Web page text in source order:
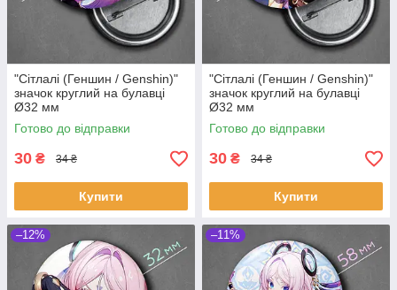
"Сітлалі (Геншин / Genshin)"
значок круглий на булавці
Ø32 мм
Готово до відправки
30 ₴ 34 ₴
Купити
"Сітлалі (Геншин / Genshin)"
значок круглий на булавці
Ø32 мм
Готово до відправки
30 ₴ 34 ₴
Купити
–12% –11%